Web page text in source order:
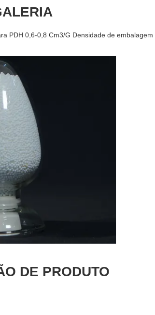
PDH 0,6-0,8 Cm3/G Densidade de embalagem
DE PRODUTO